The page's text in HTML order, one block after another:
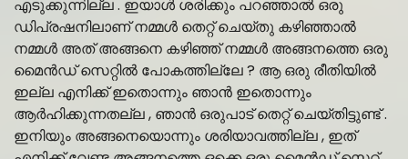
എടുക്കുന്നില്ല . ഇയാൾ ശരിക്കും പറഞ്ഞാൽ ഒരു
ഡിപ്രഷനിലാണ് നമ്മൾ തെറ്റ് ചെയ്തു കഴിഞ്ഞാൽ
നമ്മൾ അത് അങ്ങനെ കഴിഞ്ഞ് നമ്മൾ അങ്ങനത്തെ ഒരു
മൈൻഡ് സെറ്റിൽ പോകത്തില്ലേ ? ആ ഒരു രീതിയിൽ
ഇല്ല എനിക്ക് ഇതൊന്നും ഞാൻ ഇതൊന്നും
ആർഹിക്കുന്നതല്ല , ഞാൻ ഒരുപാട് തെറ്റ് ചെയ്തിട്ടുണ്ട് .
ഇനിയും അങ്ങനെയൊന്നും ശരിയാവത്തില്ല , ഇത്